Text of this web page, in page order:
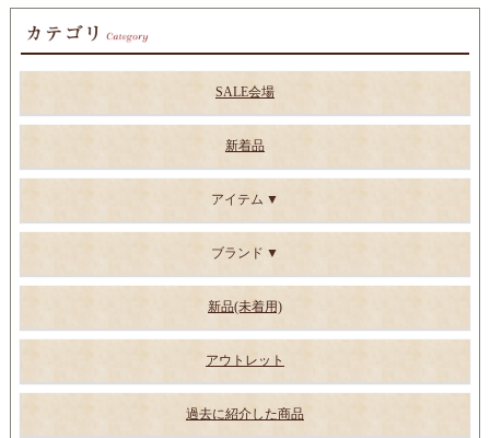
SALE会場
新着品
アイテム
ブランド
新品(未着用)
アウトレット
過去に紹介した商品